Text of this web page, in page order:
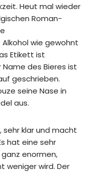
Heut mal wieder
Roman-
wie gewohnt
Etikett ist
des Bieres ist
geschrieben.
seine Nase in
aus.
sehr klar und macht
hat eine sehr
enormen,
weniger wird. Der